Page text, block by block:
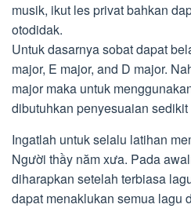
musik, ikut les privat bahkan
otodidak.
Untuk dasarnya sobat dapat
major, E major, and D major.
major maka untuk
dibutuhkan penyesuaian sedikit
Ingatlah untuk selalu latihan
Người thầy năm xưa. Pada
diharapkan setelah terbiasa
dapat menaklukan semua lagu